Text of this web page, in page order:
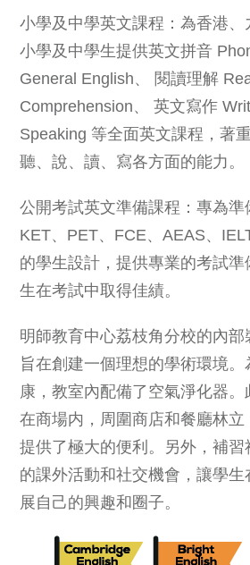
小學及中學英文課程：為香港、
小學及中學生提供英文拼音
General English、 閱讀理解
Comprehension、 英文寫作
Speaking 等全面英文課程，著
聽、說、讀、寫各方面的能力。
公開考試英文準備課程：專為準
KET、PET、FCE、AEAS、
的學生設計，提供專業的考試
生在考試中取得佳績。
明師教育中心荔枝角分校的內部
旨在創建一個理想的學術環境
康，教室內配備了空氣淨化器
在商場内，周圍商店和餐廳林立
提供了極大的便利。另外，補習
的課外活動和社交機會，讓學
展自己的興趣和圈子。